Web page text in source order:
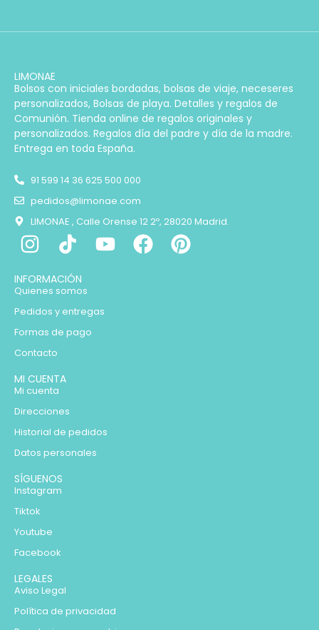
LIMONAE
Bolsos con iniciales bordadas, bolsas de viaje, neceseres
personalizados, Bolsas de playa. Detalles y regalos de
Comunión. Tienda online de regalos originales y
personalizados. Regalos día del padre y día de la madre.
Entrega en toda España.
91 599 14 36 625 500 000
pedidos@limonae.com
LIMONAE , Calle Orense 12 2º, 28020 Madrid.
INFORMACIÓN
Quienes somos
Pedidos y entregas
Formas de pago
Contacto
MI CUENTA
Mi cuenta
Direcciones
Historial de pedidos
Datos personales
SÍGUENOS
Instagram
Tiktok
Youtube
Facebook
LEGALES
Aviso Legal
Política de privacidad